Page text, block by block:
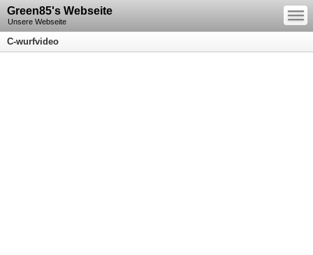
Green85's Webseite
Unsere Webseite
—
—
—
C-wurfvideo